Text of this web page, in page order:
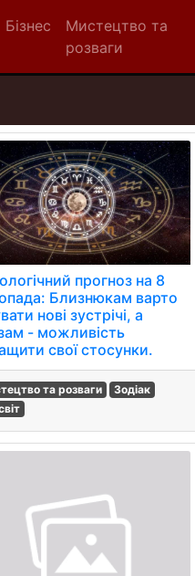
Бізнес
Мистецтво та
розваги
прогноз на 8
Близнюкам варто
нові зустрічі, а
- можливість
свої стосунки.
та розваги
Зодіак